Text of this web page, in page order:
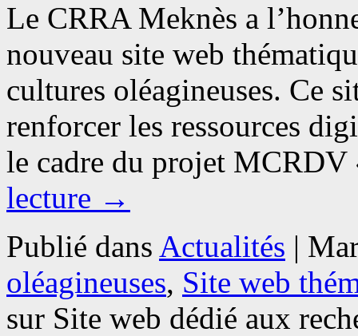
Le CRRA Meknès a
nouveau site web
cultures oléagineuses. Ce
renforcer les ressources
le cadre du projet
lecture →
Publié dans Actualités |
oléagineuses, Site web
sur Site web dédié aux